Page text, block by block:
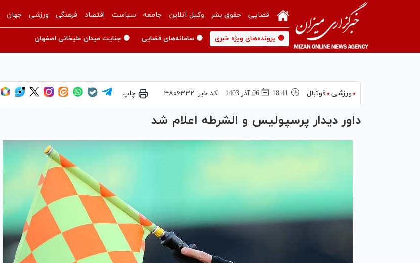
قضایی حقوق بشر وکیل آنلاین جامعه سیاست اقتصاد فرهنگی ورزشی جهان
🟡 پرونده‌های ویژه خبری 🟡 سامانه‌های قضایی 🟡 جنایت میدان علیخانی اصفهان
ورزشی فوتبال 18:41 06 آذر 1403 کد خبر: ۴۸۰۶۳۳۲ چاپ
داور دیدار پرسپولیس و الشرطه اعلام شد